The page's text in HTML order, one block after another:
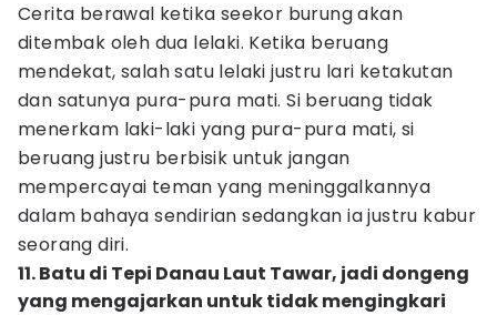
Cerita berawal ketika seekor burung akan
ditembak oleh dua lelaki. Ketika beruang
mendekat, salah satu lelaki justru lari ketakutan
dan satunya pura-pura mati. Si beruang tidak
menerkam laki-laki yang pura-pura mati, si
beruang justru berbisik untuk jangan
mempercayai teman yang meninggalkannya
dalam bahaya sendirian sedangkan ia justru kabur
seorang diri.
11. Batu di Tepi Danau Laut Tawar, jadi dongeng
yang mengajarkan untuk tidak mengingkari